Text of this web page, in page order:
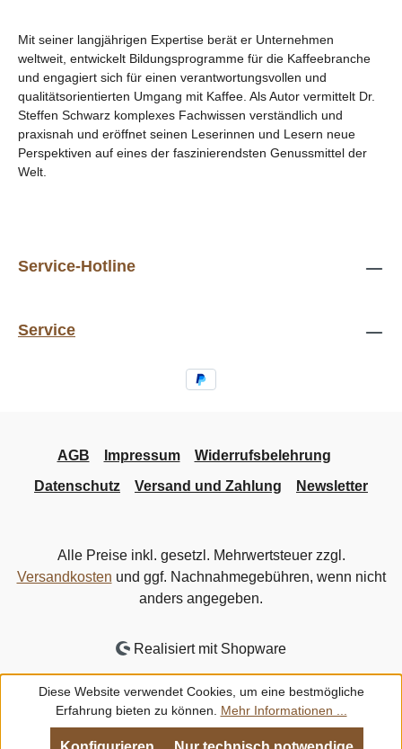
Mit seiner langjährigen Expertise berät er Unternehmen
weltweit, entwickelt Bildungsprogramme für die Kaffeebranche
und engagiert sich für einen verantwortungsvollen und
qualitätsorientierten Umgang mit Kaffee. Als Autor vermittelt Dr.
Steffen Schwarz komplexes Fachwissen verständlich und
praxisnah und eröffnet seinen Leserinnen und Lesern neue
Perspektiven auf eines der faszinierendsten Genussmittel der
Welt.
Service-Hotline
Service
AGB Impressum
Widerrufsbelehrung
Datenschutz
Versand und Zahlung Newsletter
Alle Preise inkl. gesetzl. Mehrwertsteuer zzgl.
Versandkosten und ggf. Nachnahmegebühren, wenn nicht
anders angegeben.
Realisiert mit Shopware
Diese Website verwendet Cookies, um eine bestmögliche
Erfahrung bieten zu können. Mehr Informationen ...